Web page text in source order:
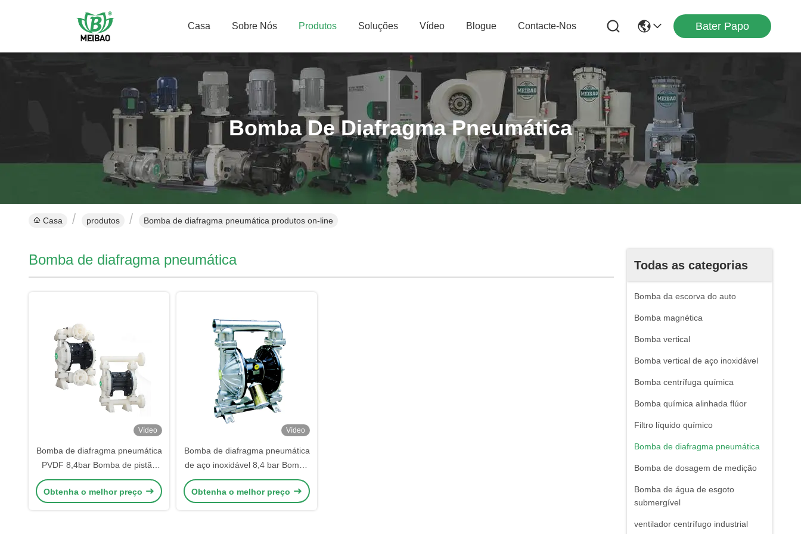
Casa Sobre Nós Produtos Soluções Vídeo Blogue Contacte-Nos Bater Papo
Bomba De Diafragma Pneumática
Casa produtos Bomba de diafragma pneumática produtos on-line
Todas as categorias
Bomba da escorva do auto
Bomba magnética
Bomba vertical
Bomba vertical de aço inoxidável
Bomba centrífuga química
Bomba química alinhada flúor
Filtro líquido químico
Bomba de diafragma pneumática
Bomba de dosagem de medição
Bomba de água de esgoto
submergível
ventilador centrífugo industrial
Bomba de diafragma pneumática
Vídeo
Bomba de diafragma pneumática
PVDF 8,4bar Bomba de pistão
pneumática 587L/min
Obtenha o melhor preço
Vídeo
Bomba de diafragma pneumática
de aço inoxidável 8,4 bar Bomba
de pistão pneumática 587L/Min
Obtenha o melhor preço